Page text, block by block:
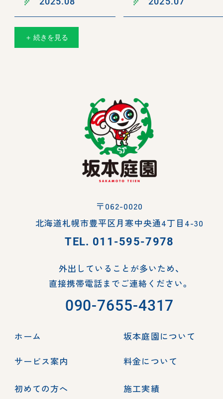
＋ 続きを見る
〒062-0020
北海道札幌市豊平区月寒中央通4丁目4-30
TEL. 011-595-7978
外出していることが多いため、
直接携帯電話までご連絡ください。
090-7655-4317
ホーム
坂本庭園について
サービス案内
料金について
初めての方へ
施工実績